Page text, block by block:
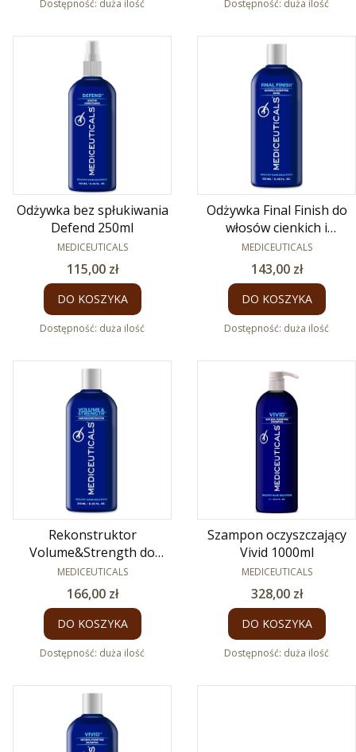
Dostępność: duża ilość Dostępność: duża ilość
Odżywka bez spłukiwania
Defend 250ml
PRODUCENT
MEDICEUTICALS
Cena
115,00 zł
DO KOSZYKA
Dostępność: duża ilość
Odżywka Final Finish do
włosów cienkich i
zniszczonych 250ml
PRODUCENT
MEDICEUTICALS
Cena
143,00 zł
DO KOSZYKA
Dostępność: duża ilość
Rekonstruktor
Volume&Strength do
włosów cienkich 250ml
PRODUCENT
MEDICEUTICALS
Cena
166,00 zł
DO KOSZYKA
Dostępność: duża ilość
Szampon oczyszczający
Vivid 1000ml
PRODUCENT
MEDICEUTICALS
Cena
328,00 zł
DO KOSZYKA
Dostępność: duża ilość